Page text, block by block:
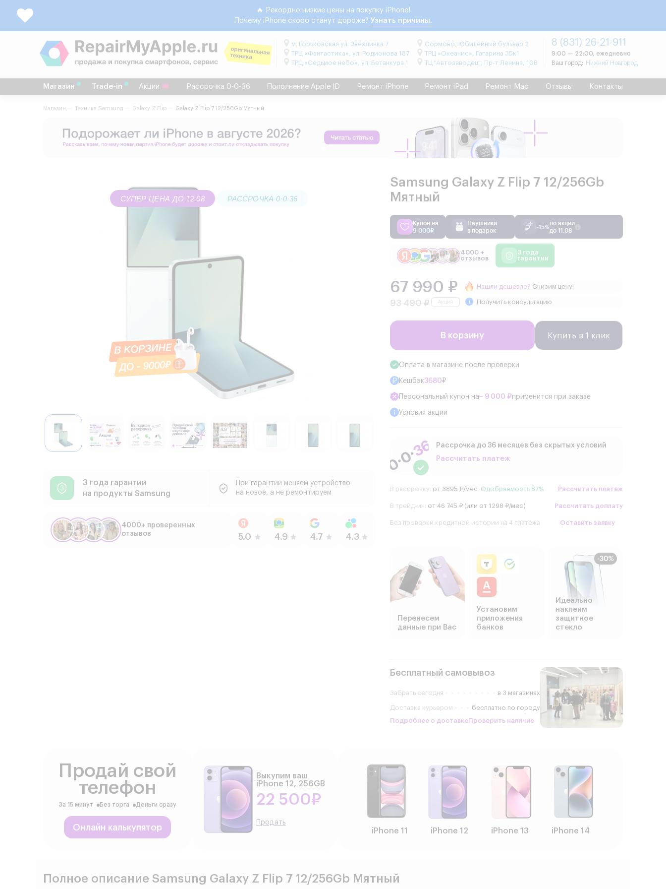
🔥 Рекордно низкие цены на покупку iPhone!
Почему iPhone скоро станут дороже? Узнать причины.
м. Горьковская ул. Звездинка 7
ТРЦ «Фантастика», ул. Родионова 187
ТРЦ «Седьмое небо», ул. Бетанкура 1
Сормово, Юбилейный бульвар 2
ТРЦ «Океанис», Гагарина 35к1
ТЦ "Автозаводец", Пр-т Ленина, 108
8 (831) 26-21-911
9:00 — 22:00, ежедневно
Ваш город:
Нижний Новгород
Магазин Trade-in Акции Рассрочка 0-0-36 Пополнение Apple ID Ремонт iPhone Ремонт iPad Ремонт Mac Отзывы Контакты
Магазин Техника Samsung Galaxy Z Flip Galaxy Z Flip 7 12/256Gb Мятный
СУПЕР ЦЕНА ДО 12.08 РАССРОЧКА 0·0·36
3 года гарантии
на продукты Samsung
При гарантии меняем устройство
на новое, а не ремонтируем
4000+ проверенных
отзывов
Samsung Galaxy Z Flip 7 12/256Gb
Мятный
Купон на
9 000₽
Наушники
в подарок
-15%по акции
до 11.08
4000 +
отзывов
3 года
гарантии
67 990 ₽
93 490 ₽
Нашли дешевле? Снизим цену!
Получить консультацию
В корзину Купить в 1 клик
Оплата в магазине после проверки
Кешбэк3680₽
Персональный купон на− 9 000 ₽применится при заказе
Условия акции
Рассрочка до 36 месяцев без скрытых условий
Рассчитать платеж
В рассрочку: от 3895 ₽/мес Одобряемость 87% Рассчитать платеж
В трейд-ин: от 46 745 ₽ (или от 1298 ₽/мес) Рассчитать доплату
Без проверки кредитной истории на 4 платежа Оставить заявку
Перенесем
данные при Вас
Установим
приложения
банков
Идеально
наклеим
защитное
стекло
Бесплатный самовывоз
Забрать сегодня в 3 магазинах
Доставка курьером
бесплатно по городу
Подробнее о доставке Проверить наличие
Продай свой
телефон
За 15 минут Без торга Деньги сразу
Онлайн калькулятор
Выкупим ваш
iPhone 12, 256GB
22 500₽
Продать
iPhone 11 iPhone 12 iPhone 13 iPhone 14
Полное описание Samsung Galaxy Z Flip 7 12/256Gb Мятный